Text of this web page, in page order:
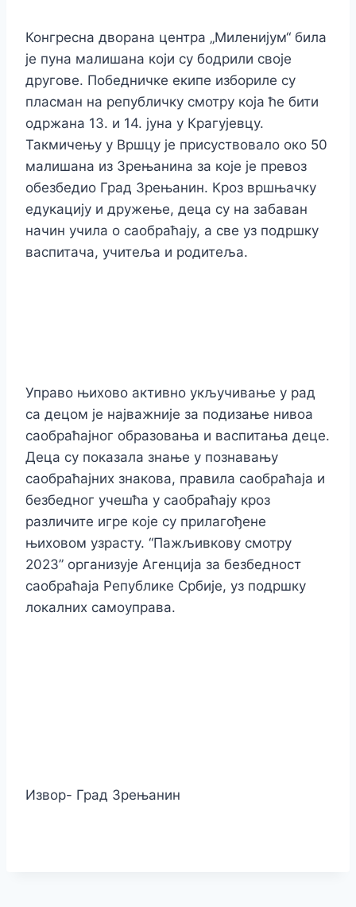
Конгресна дворана центра „Миленијум“ била
је пуна малишана који су бодрили своје
другове. Победничке екипе избориле су
пласман на републичку смотру која ће бити
одржана 13. и 14. јуна у Крагујевцу.
Такмичењу у Вршцу је присуствовало око 50
малишана из Зрењанина за које је превоз
обезбедио Град Зрењанин. Кроз вршњачку
едукацију и дружење, деца су на забаван
начин учила о саобраћају, а све уз подршку
васпитача, учитеља и родитеља.
Управо њихово активно укључивање у рад
са децом је најважније за подизање нивоа
саобраћајног образовања и васпитања деце.
Деца су показала знање у познавању
саобраћајних знакова, правила саобраћаја и
безбедног учешћа у саобраћају кроз
различите игре које су прилагођене
њиховом узрасту. “Пажљивкову смотру
2023” организује Агенција за безбедност
саобраћаја Републике Србије, уз подршку
локалних самоуправа.
Извор- Град Зрењанин